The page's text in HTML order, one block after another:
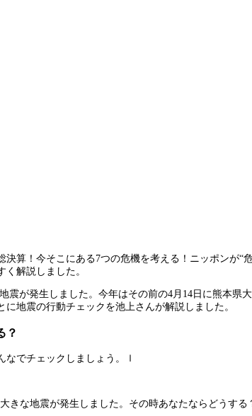
算！今そこにある7つの危機を考える！ニッポンが
解説しました。
震が発生しました。今年はその前の4月14日に熊本
地震の行動チェックを池上さんが解説しました。
？
でチェックしましょう。ｌ
きな地震が発生しました。その時あなたならどうする